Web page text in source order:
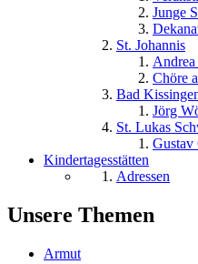
Junge
St. Johannis
Chöre
Bad
Jörg
St. Lukas
Gustav
Kindertagesstätten
Adressen
Unsere Themen
Armut